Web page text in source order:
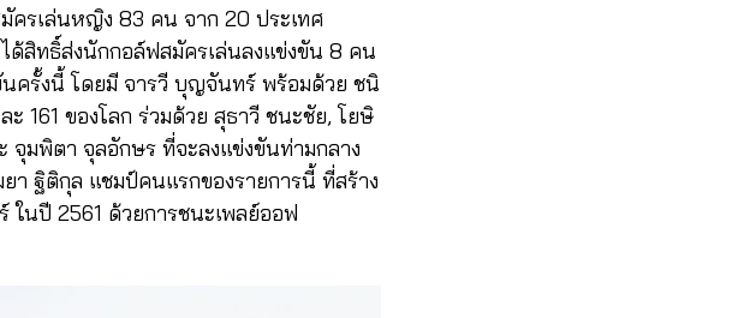
ครเล่นหญิง 83 คน จาก 20 ประเทศ
ด้สิทธิ์ส่งนักกอล์ฟสมัครเล่นลงแข่งขัน 8 คน
นครั้งนี้ โดยมี จารวี บุญจันทร์ พร้อมด้วย ชนิ
161 ของโลก ร่วมด้วย สุธาวี ชนะชัย, โยษิ
มพิตา จุลอักษร ที่จะลงแข่งขันท่ามกลาง
า ฐิติกุล แชมป์คนแรกของรายการนี้ ที่สร้าง
ในปี 2561 ด้วยการชนะเพลย์ออฟ